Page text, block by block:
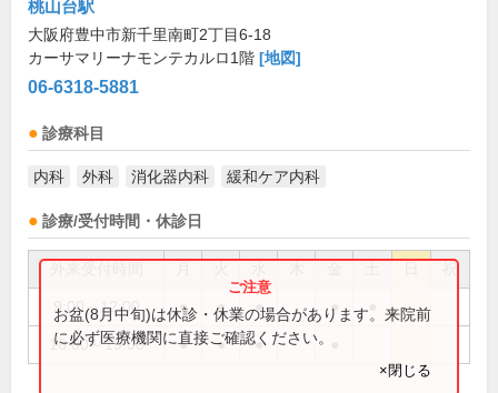
桃山台駅
大阪府豊中市新千里南町2丁目6-18
カーサマリーナモンテカルロ1階 [地図]
06-6318-5881
診療科目
内科 外科 消化器内科 緩和ケア内科
診療/受付時間・休診日
祝
9:00～12:00 ● ● ● ●
16:00～19:00 ● ● ●
お盆(8月中旬)は休診・休業の場合があります。来院前
に必ず医療機関に直接ご確認ください。
×閉じる